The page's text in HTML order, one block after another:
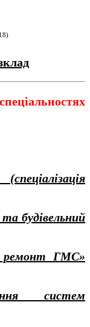
будівельний
ремонт ГМС»
систем